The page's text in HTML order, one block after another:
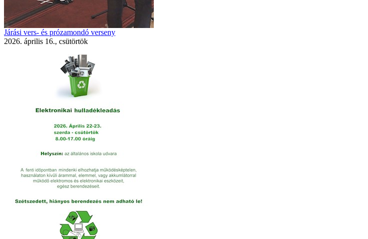
Járási vers- és prózamondó verseny
2026. április 16., csütörtök